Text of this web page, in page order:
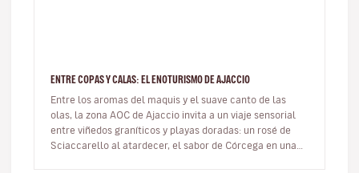
ENTRE COPAS Y CALAS: EL ENOTURISMO DE AJACCIO
Entre los aromas del maquis y el suave canto de las
olas, la zona AOC de Ajaccio invita a un viaje sensorial
entre viñedos graníticos y playas doradas: un rosé de
Sciaccarello al atardecer, el sabor de Córcega en una